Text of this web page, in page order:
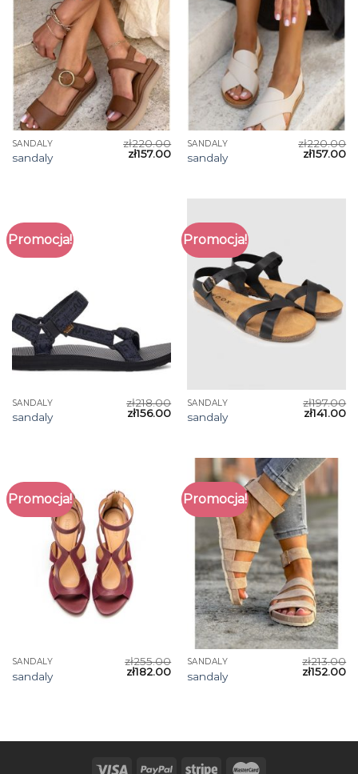
SANDALY
sandaly
zł220.00
zł157.00
SANDALY
sandaly
zł220.00
zł157.00
Promocja!
SANDALY
sandaly
zł218.00
zł156.00
Promocja!
SANDALY
sandaly
zł197.00
zł141.00
Promocja!
SANDALY
sandaly
zł255.00
zł182.00
Promocja!
SANDALY
sandaly
zł213.00
zł152.00